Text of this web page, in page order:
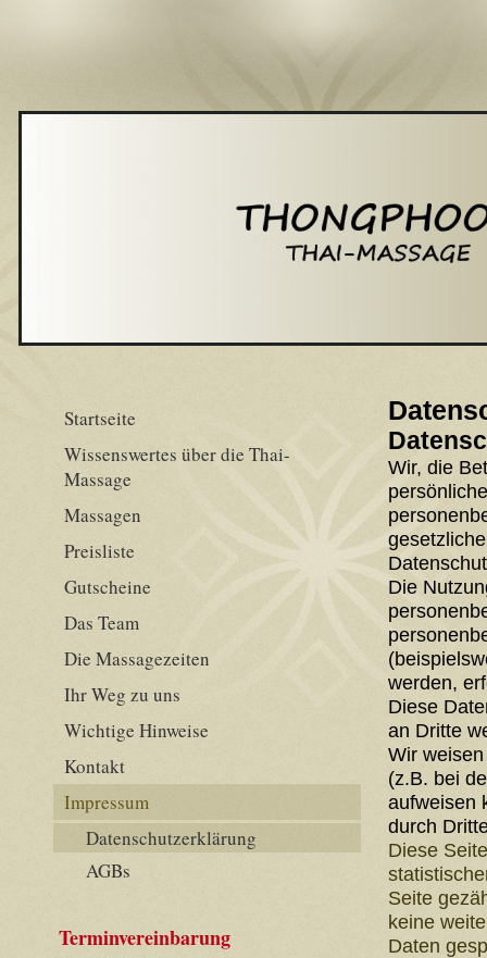
Wir, die
Die
werden,
Diese
an Dritte
Wir
(z.B. bei
aufweisen
durch
Diese
Seite
keine
Daten
Startseite
Wissenswertes über die Thai-
Massage
Massagen
Preisliste
Gutscheine
Das Team
Die Massagezeiten
Ihr Weg zu uns
Wichtige Hinweise
Kontakt
Impressum
Datenschutzerklärung
AGBs
Terminvereinbarung